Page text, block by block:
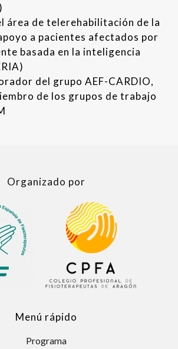
área de telerehabilitación de la
a pacientes afectados por
basada en la inteligencia
del grupo AEF-CARDIO,
de los grupos de trabajo
Organizado por
Menú rápido
Programa